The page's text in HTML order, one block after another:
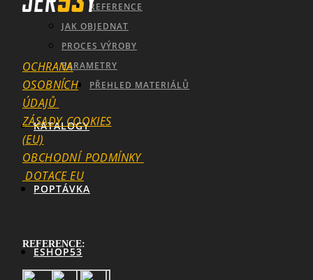
REFERENCE
JAK OBJEDNAT
PROCES VÝROBY
PARAMETRY
PŘEHLED MATERIÁLŮ
KATALOGY
POPTÁVKA
ESHOP53
OCHRANA
OSOBNÍCH
ÚDAJŮ
ZÁSADY_COOKIES
(EU)
OBCHODNÍ_PODMÍNKY
DOTACE EU
REFERENCE: